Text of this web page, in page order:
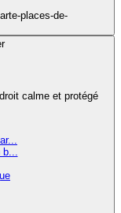
places-de-
calme et protégé
b...